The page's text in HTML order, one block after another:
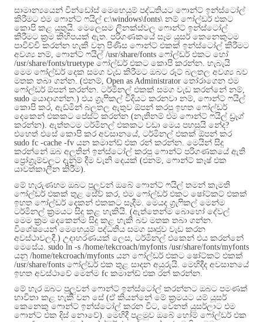
සාමාන්‍යයෙන් වින්ඩෝස් මෙහෙයුම් පද්ධතියට ෆොන්ට් ඉන්ස්ටෝල්
කිරීමට එම ෆොන්ට් ෆයිල් c:\windows\fonts\ නම් ෆෝල්ඩර් එකට
කොපි කළ යුතුයි. මෙලෙසම ලිනක්ස්වල ෆොන්ට් ඉන්ස්ටෝල්
කිරීමට ක්‍රම කිහිපයක් ඇත. පරිගණකයේ සෑම යූසර් කෙනෙකුටම
පාවිච්චි කරන්න හැකි වනු පිණිස ෆොන්ට් එකක් ඉන්ස්ටෝල් කිරීමට
අවශ්‍ය නම්, ෆොන්ට් ෆයිල් /usr/share/fonts ෆෝල්ඩර් එකට හෝ
/usr/share/fonts/truetype ෆෝල්ඩර් එකට කොපි කරන්න. හැබැයි
මෙම ෆෝල්ඩර් දෙක සමග වැඩ කිරීමට ඔබට රූට් බලතල අවශ්‍ය බව
මතක තබා ගන්න. (එනම්, Open as Administrator තෝරාගෙන එම
ෆෝල්ඩර් ඕපන් කරන්න. ටර්මිනල් එකක් සමග වැඩ කරන්නේ නම්,
sudo යොදාගන්න.) එය ග්‍රැෆිකල් විදියට කරනවා නම්, ෆොන්ට් ෆයිල්
කොපි කර, ඇඩ්මින් බලතල ඇතුව ඕපන් කරපු ඉහත ෆෝල්ඩර්
දෙකෙන් එකකට පේස්ට් කරන්න (නැතිනම් එම ෆොන්ට් ෆයිල් ඩ්‍රෑග්
කරන්න). ඇත්තටම ටර්මිනල් එකකට වඩා මෙය පහසුයි නේද?
එහෙත් එසේ කොපි කර අවසානයේ, ටර්මිනල් එකක් ඕපන් කර
sudo fc -cache -fv යන කමාන්ඩ් එක රන් කරන්න. මෙයින් සිදු
කරන්නේ ඔබ අලුතින් ඉන්ස්ටෝල් කරපු ෆොන්ට් පරිගණකයේ ඇති
ප්‍රෝග්‍රැම්වලට දැනුම් දීම වැනි දෙයක් (එනම්, ෆොන්ට් කෑෂ් එක
යාවත්කාලීන කිරීම).
මේ හැරුණහම ඔබට පුලුවන් ඔබේ ෆොන්ට් ෆයිල් තමන් කැමති
ෆෝල්ඩර් එකක් තුළ සේව් කර එම ෆෝල්ඩර් එකට ෂෝට්කට් එකක්
ඉහත ෆෝල්ඩර් දෙකන් එකකට සෑදීම මෙයද ග්‍රැෆිකල් මෙන්ම
ටර්මිනල් ක්‍රමයට සිදු කළ හැකියි . (ඇත්තෙන්ම බොහෝ දේවල්
මෙම ක්‍රම දෙකෙන්ම සිදු කළ හැකි බව මතක තබා ගන්න
විශේෂයෙන් මෙහෙයුම් පද්ධතිය සමග ඍජුව වැඩ කරන
අවස්ථාවලදී .) උදාහරණයක් ලෙස ටර්මිනල් එකෙන් එය කරන්නේ
මෙසේය . sudo ln -s /home/tekcroach/myfonts /usr/share/fonts/myfonts
යනු /home/tekcroach/myfonts යන ෆෝල්ඩර් එකට ෂෝට්කට් එකක්
/usr/share/fonts ෆෝල්ඩර් එක තුළ සාදන අයුරුයි මෙහිදීද අවසානයේ
ඉහත අවස්ථාවේ මෙන්ම fc කමාන්ඩ් එක රන් කරන්න
මේ හැර ඔබට පුලුවන් ෆොන්ට් ඉන්ස්ටෝල් කරන්නට ඔබට පමණක්
භාවිතා කළ හැකි වන සේ (ඒ කියන්නේ මේ ක්‍රමයට යම් යූසර්
කෙනෙකු ෆොන්ට් ඉන්ස්ටෝල් කරන විට, වෙනත් යූසර්ලාට එම
ෆොන්ට් එක දිස් නොවේ). මෙහිදී පළමුව ඔබේ හෝම් ෆෝල්ඩර් එක